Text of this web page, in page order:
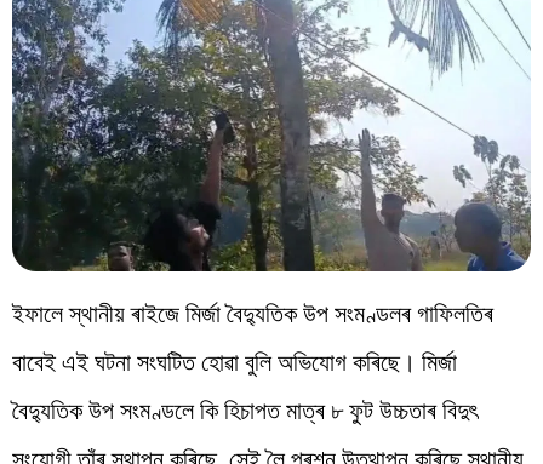
ইফালে স্থানীয় ৰাইজে মিৰ্জা বৈদ্যুতিক উপ সংমণ্ডলৰ গাফিলতিৰ
বাবেই এই ঘটনা সংঘটিত হোৱা বুলি অভিযোগ কৰিছে। মিৰ্জা
বৈদ্যুতিক উপ সংমণ্ডলে কি হিচাপত মাত্ৰ ৮ ফুট উচ্চতাৰ বিদুৎ